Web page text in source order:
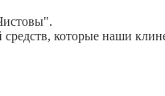
которые наши